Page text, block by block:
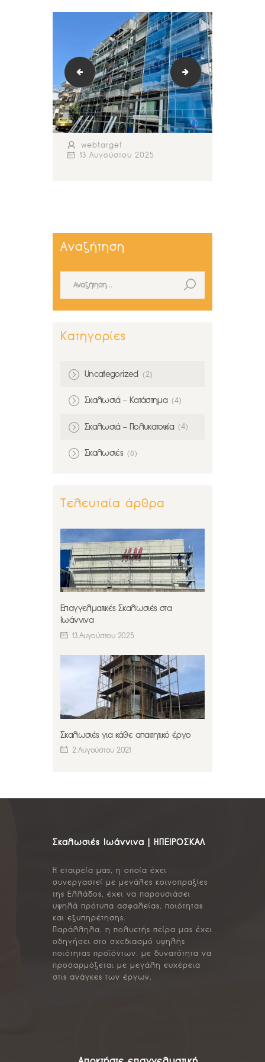
σκαλωσιές Ιωάννινα ΗΠΕΙΡΟΣΚΑΛ (4)
σκαλωσιές
webtarget
13 Αυγούστου 2025
Αναζήτηση
Κατηγορίες
Uncategorized (2)
Σκαλωσιά – Κατάστημα (4)
Σκαλωσιά – Πολυκατοικία (4)
Σκαλωσιές (6)
Τελευταία άρθρα
Επαγγελματικές Σκαλωσιές στα
Ιωάννινα
13 Αυγούστου 2025
Σκαλωσιές για κάθε απαιτητικό έργο
2 Αυγούστου 2021
Σκαλωσιές Ιωάννινα | ΗΠΕΙΡΟΣΚΑΛ
Η εταιρεία μας, η οποία έχει
συνεργαστεί με μεγάλες κοινοπραξίες
της Ελλάδος, έχει να παρουσιάσει
υψηλά πρότυπα ασφαλείας, ποιότητας
και εξυπηρέτησης.
Παράλληλα, η πολυετής πείρα μας έχει
οδηγήσει στο σχεδιασμό υψηλής
ποιότητας προϊόντων, με δυνατότητα να
προσαρμόζεται με μεγάλη ευχέρεια
στις ανάγκες των έργων.